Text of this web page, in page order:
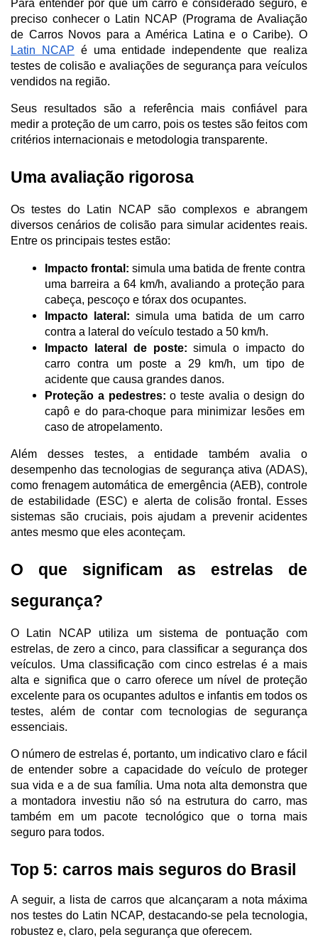
Para entender por que um carro é considerado seguro, é
preciso conhecer o Latin NCAP (Programa de Avaliação
Latin NCAP é uma entidade independente que realiza
testes de colisão e avaliações de segurança para veículos
vendidos na região.
Seus resultados são a referência mais confiável para
medir a proteção de um carro, pois os testes são feitos com
critérios internacionais e metodologia transparente.
Uma avaliação rigorosa
Os testes do Latin NCAP são complexos e abrangem
diversos cenários de colisão para simular acidentes reais.
Entre os principais testes estão:
Impacto frontal: simula uma batida de frente contra
uma barreira a 64 km/h, avaliando a proteção para
cabeça, pescoço e tórax dos ocupantes.
Impacto lateral: simula uma batida de um carro
contra a lateral do veículo testado a 50 km/h.
Impacto lateral de poste: simula o impacto do
carro contra um poste a 29 km/h, um tipo de
acidente que causa grandes danos.
Proteção a pedestres: o teste avalia o design do
capô e do para-choque para minimizar lesões em
caso de atropelamento.
Além desses testes, a entidade também avalia o
desempenho das tecnologias de segurança ativa (ADAS),
como frenagem automática de emergência (AEB), controle
de estabilidade (ESC) e alerta de colisão frontal. Esses
sistemas são cruciais, pois ajudam a prevenir acidentes
antes mesmo que eles aconteçam.
O que significam as estrelas de
segurança?
O Latin NCAP utiliza um sistema de pontuação com
estrelas, de zero a cinco, para classificar a segurança dos
veículos. Uma classificação com cinco estrelas é a mais
alta e significa que o carro oferece um nível de proteção
excelente para os ocupantes adultos e infantis em todos os
testes, além de contar com tecnologias de segurança
essenciais.
O número de estrelas é, portanto, um indicativo claro e fácil
de entender sobre a capacidade do veículo de proteger
sua vida e a de sua família. Uma nota alta demonstra que
a montadora investiu não só na estrutura do carro, mas
também em um pacote tecnológico que o torna mais
seguro para todos.
Top 5: carros mais seguros do Brasil
A seguir, a lista de carros que alcançaram a nota máxima
nos testes do Latin NCAP, destacando-se pela tecnologia,
robustez e, claro, pela segurança que oferecem.